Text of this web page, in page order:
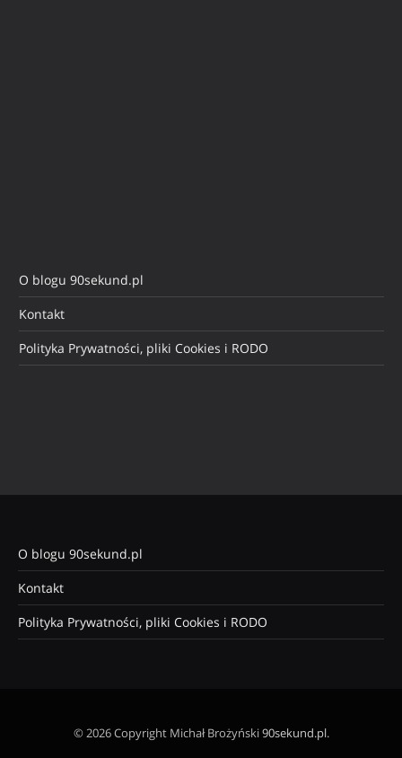
O blogu 90sekund.pl
Kontakt
Polityka Prywatności, pliki Cookies i RODO
O blogu 90sekund.pl
Kontakt
Polityka Prywatności, pliki Cookies i RODO
© 2026 Copyright Michał Brożyński90sekund.pl.